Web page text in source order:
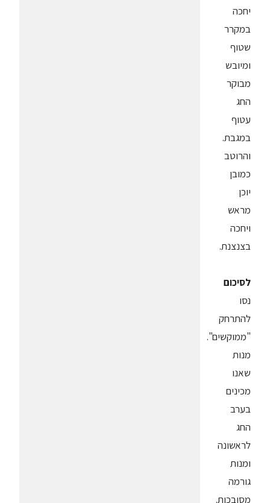
יחכה
במקרר
שטוף
ומיובש
מבוקר
החג
עטוף
במגבת.
והרוטב
כמובן
יוכן
מראש
ויחכה
בצנצנת.
לסיכום
נסו
להתרחק
"ממוקשים".
מנות
שאנו
מכינים
בערב
החג
לראשונה
ומנות
גורמה
מסובכות.